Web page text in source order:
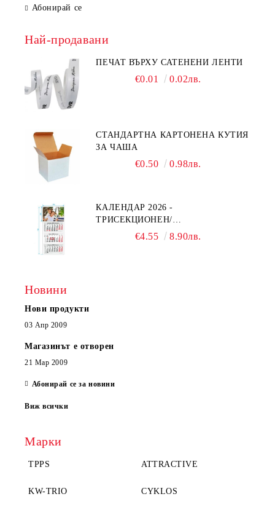
Абонирай се
Най-продавани
ПЕЧАТ ВЪРХУ САТЕНЕНИ ЛЕНТИ
€0.01 0.02лв.
СТАНДАРТНА КАРТОНЕНА КУТИЯ
ЗА ЧАША
€0.50 0.98лв.
КАЛЕНДАР 2026 -
ТРИСЕКЦИОНЕН/
ЕДНОСЕКЦИОНЕН
€4.55 8.90лв.
Новини
Нови продукти
03 Апр 2009
Магазинът е отворен
21 Мар 2009
Абонирай се за новини
Виж всички
Марки
TPPS ATTRACTIVE
KW-TRIO CYKLOS